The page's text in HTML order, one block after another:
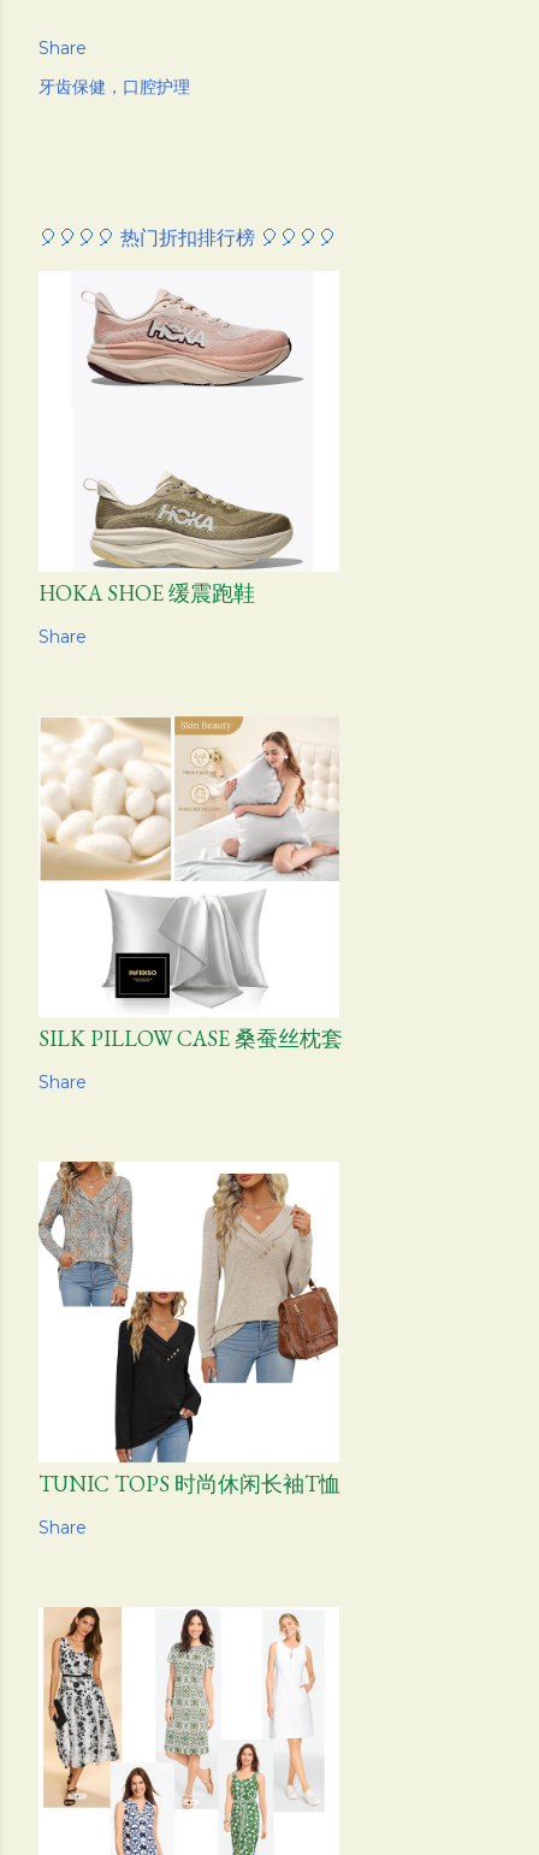
Share
牙齿保健，口腔护理
🎈🎈🎈🎈 热门折扣排行榜 🎈🎈🎈🎈
HOKA SHOE 缓震跑鞋
Share
SILK PILLOW CASE 桑蚕丝枕套
Share
TUNIC TOPS 时尚休闲长袖T恤
Share